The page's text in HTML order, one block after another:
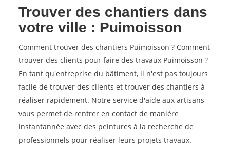
Trouver des chantiers dans
votre ville : Puimoisson
Comment trouver des chantiers Puimoisson ? Comment
trouver des clients pour faire des travaux Puimoisson ?
En tant qu'entreprise du bâtiment, il n'est pas toujours
facile de trouver des clients et trouver des chantiers à
réaliser rapidement. Notre service d'aide aux artisans
vous permet de rentrer en contact de manière
instantannée avec des peintures à la recherche de
professionnels pour réaliser leurs projets travaux.